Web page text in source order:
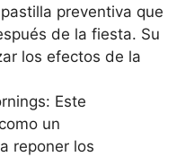
preventiva que
de la fiesta. Su
los efectos de la
Este
un
reponer los